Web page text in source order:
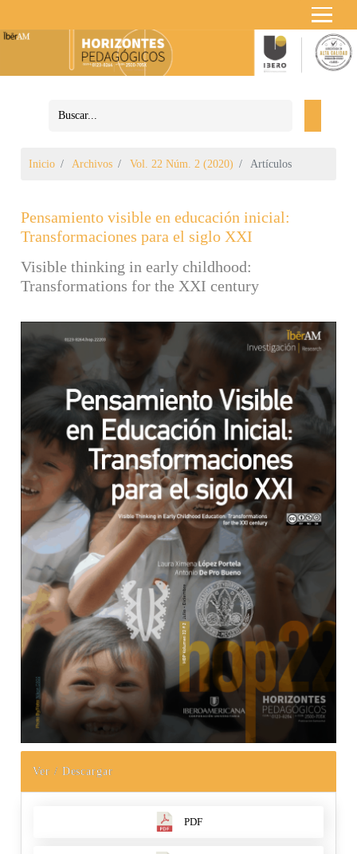
Inicio Archivos Vol. 22 Núm. 2 (2020) Artículos
Pensamiento visible en educación inicial:
Transformaciones para el siglo XXI
Visible thinking in early childhood:
Transformations for the XXI century
Barra lateral del artículo
Ver / Descargar
PDF